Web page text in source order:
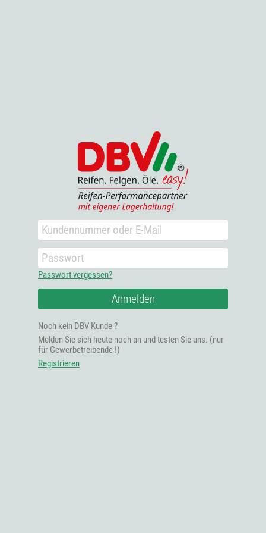
Passwort vergessen?
Anmelden
Noch kein DBV Kunde ?
Melden Sie sich heute noch an und testen Sie uns. (nur
für Gewerbetreibende !)
Registrieren